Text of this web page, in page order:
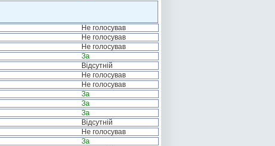
Не голосував
Не голосував
Не голосував
За
Відсутній
Не голосував
Не голосував
За
За
За
Відсутній
Не голосував
За